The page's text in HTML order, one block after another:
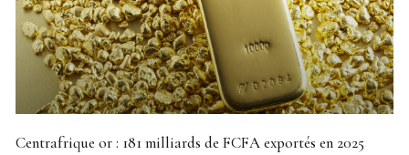
Centrafrique or : 181 milliards de FCFA exportés en 2025